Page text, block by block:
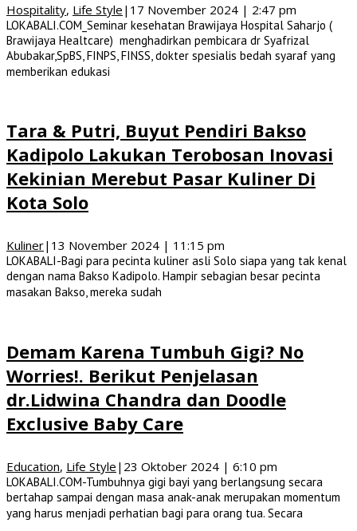
Hospitality, Life Style | 17 November 2024 | 2:47 pm
LOKABALI.COM_Seminar kesehatan Brawijaya Hospital Saharjo (
Brawijaya Healtcare) menghadirkan pembicara dr Syafrizal
Abubakar,SpBS, FINPS, FINSS, dokter spesialis bedah syaraf yang
memberikan edukasi
Tara & Putri, Buyut Pendiri Bakso
Kadipolo Lakukan Terobosan Inovasi
Kekinian Merebut Pasar Kuliner Di
Kota Solo
Kuliner| 13 November 2024 | 11:15 pm
LOKABALI-Bagi para pecinta kuliner asli Solo siapa yang tak kenal
dengan nama Bakso Kadipolo. Hampir sebagian besar pecinta
masakan Bakso, mereka sudah
Demam Karena Tumbuh Gigi? No
Worries!. Berikut Penjelasan
dr.Lidwina Chandra dan Doodle
Exclusive Baby Care
Education, Life Style | 23 Oktober 2024 | 6:10 pm
LOKABALI.COM-Tumbuhnya gigi bayi yang berlangsung secara
bertahap sampai dengan masa anak-anak merupakan momentum
yang harus menjadi perhatian bagi para orang tua. Secara